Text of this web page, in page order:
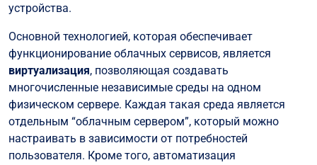
устройства.
Основной технологией, которая обеспечивает
функционирование облачных сервисов, является
виртуализация, позволяющая создавать
многочисленные независимые среды на одном
физическом сервере. Каждая такая среда является
отдельным “облачным сервером”, который можно
настраивать в зависимости от потребностей
пользователя. Кроме того, автоматизация